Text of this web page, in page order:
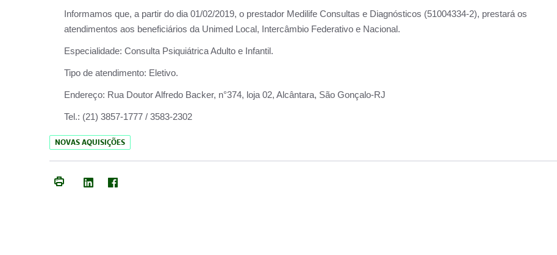
Informamos que, a partir do dia 01/02/2019, o prestador Medilife Consultas e Diagnósticos (51004334-2), prestará os
atendimentos aos beneficiários da Unimed Local, Intercâmbio Federativo e Nacional.
Especialidade: Consulta Psiquiátrica Adulto e Infantil.
Tipo de atendimento: Eletivo.
Endereço: Rua Doutor Alfredo Backer, n°374, loja 02, Alcântara, São Gonçalo-RJ
Tel.: (21) 3857-1777 / 3583-2302
NOVAS AQUISIÇÕES